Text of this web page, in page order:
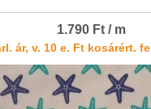
1.790 Ft / m
ár, v. 10 e. Ft kosárért.